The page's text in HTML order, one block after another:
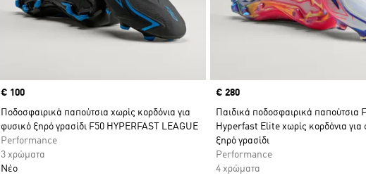
Price
€ 100
Ποδοσφαιρικά παπούτσια χωρίς κορδόνια για
φυσικό ξηρό γρασίδι F50 HYPERFAST LEAGUE
Performance
3 χρώματα
Νέο
Price
€ 280
Παιδικά ποδοσφαιρικά παπούτσια
Hyperfast Elite χωρίς κορδόνια για
ξηρό γρασίδι
Performance
4 χρώματα